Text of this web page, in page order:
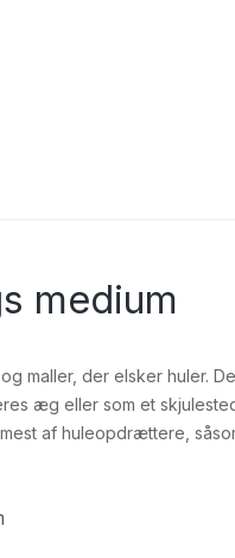
medium
maller, der elsker huler.
æg eller som et
af huleopdrættere,